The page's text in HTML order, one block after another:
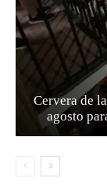
Cervera de
agosto